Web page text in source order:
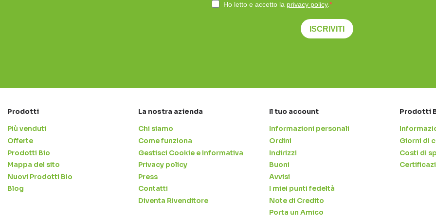
Ho letto e accetto la privacy policy.
ISCRIVITI
Prodotti
Più venduti
Offerte
Prodotti Bio
Mappa del sito
Nuovi Prodotti Bio
Blog
La nostra azienda
Chi siamo
Come funziona
Gestisci Cookie e Informativa
Privacy policy
Press
Contatti
Diventa Rivenditore
Il tuo account
Informazioni personali
Ordini
Indirizzi
Buoni
Avvisi
I miei punti fedeltà
Note di Credito
Porta un Amico
Prodotti
Giorni di
Costi di